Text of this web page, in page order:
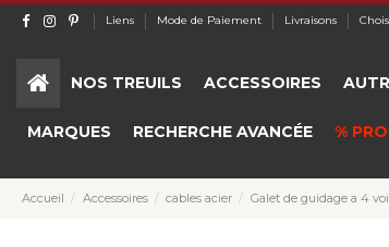
Liens Mode de Paiement Livraisons
NOS TREUILS ACCESSOIRES
MARQUES RECHERCHE AVANCÉE %
Accueil Accessoires cables acier Galet de guidage a 4